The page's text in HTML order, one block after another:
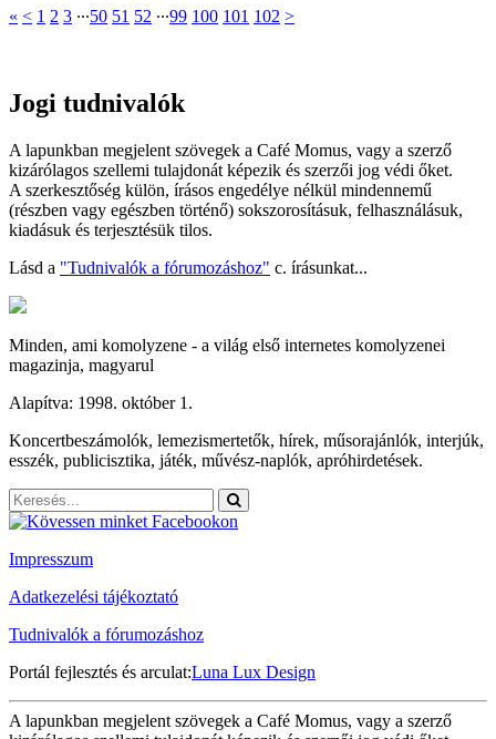
« < 1 2 3 ∙∙∙50 51 52 ∙∙∙99 100 101 102 >
Jogi tudnivalók
A lapunkban megjelent szövegek a Café Momus, vagy a szerző
kizárólagos szellemi tulajdonát képezik és szerzői jog védi őket.
A szerkesztőség külön, írásos engedélye nélkül mindennemű
(részben vagy egészben történő) sokszorosításuk, felhasználásuk,
kiadásuk és terjesztésük tilos.
Lásd a "Tudnivalók a fórumozáshoz" c. írásunkat...
Minden, ami komolyzene - a világ első internetes komolyzenei
magazinja, magyarul
Alapítva: 1998. október 1.
Koncertbeszámolók, lemezismertetők, hírek, műsorajánlók, interjúk,
esszék, publicisztika, játék, művész-naplók, apróhirdetések.
Impresszum
Adatkezelési tájékoztató
Tudnivalók a fórumozáshoz
Portál fejlesztés és arculat:Luna Lux Design
A lapunkban megjelent szövegek a Café Momus, vagy a szerző